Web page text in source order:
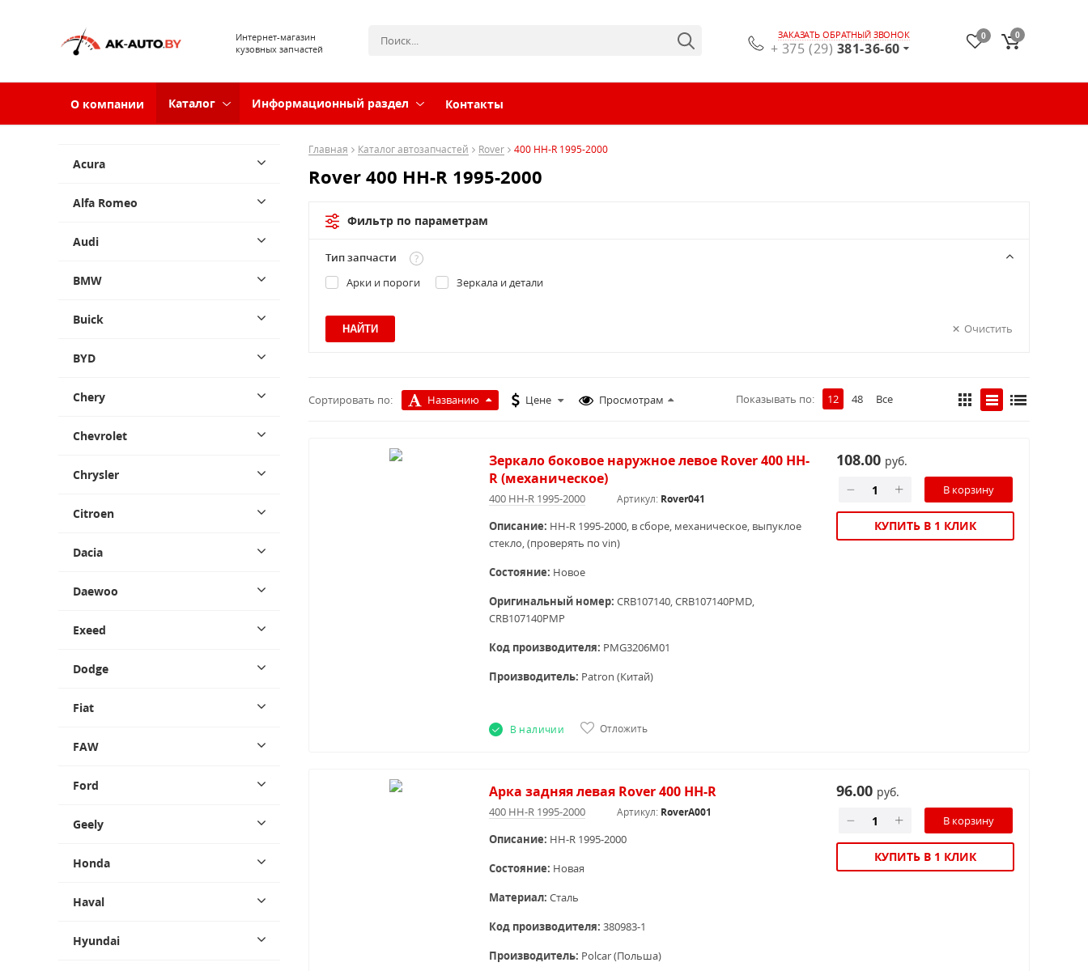
Интернет-магазин
кузовных запчастей
ЗАКАЗАТЬ ОБРАТНЫЙ ЗВОНОК
+ 375 (29) 381-36-60
0 0
О компании Каталог Информационный раздел Контакты
Acura
Alfa Romeo
Audi
BMW
Buick
BYD
Chery
Chevrolet
Chrysler
Citroen
Dacia
Daewoo
Exeed
Dodge
Fiat
FAW
Ford
Geely
Honda
Haval
Hyundai
Главная Каталог автозапчастей Rover 400 HH-R 1995-2000
Rover 400 HH-R 1995-2000
Фильтр по параметрам
Тип запчасти
Арки и пороги
Зеркала и детали
Очистить
Сортировать по: Названию Цене Просмотрам Показывать по: 12 48 Все
Зеркало боковое наружное левое Rover 400 HH-
R (механическое)
400 HH-R 1995-2000 Артикул: Rover041
Описание: HH-R 1995-2000, в сборе, механическое, выпуклое
стекло, (проверять по vin)
Состояние: Новое
Оригинальный номер: CRB107140,CRB107140PMD,
CRB107140PMP
Код производителя: PMG3206M01
Производитель: Patron (Китай)
В наличии Отложить
108.00 руб.
КУПИТЬ В 1 КЛИК
Арка задняя левая Rover 400 HH-R
400 HH-R 1995-2000 Артикул: RoverA001
Описание: HH-R 1995-2000
Состояние: Новая
Материал: Сталь
Код производителя: 380983-1
Производитель: Polcar (Польша)
96.00 руб.
КУПИТЬ В 1 КЛИК